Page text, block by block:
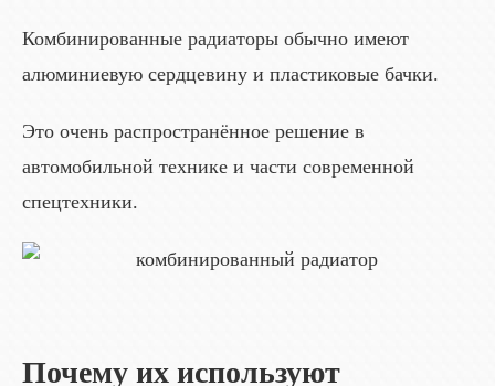
Комбинированные радиаторы обычно имеют
алюминиевую сердцевину и пластиковые бачки.
Это очень распространённое решение в
автомобильной технике и части современной
спецтехники.
Почему их используют